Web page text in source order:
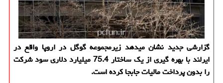
گزارشی جدید نشان میدهد زیرمجموعه گوگل در اروپا واقع در
ایرلند با بهره گیری از یک ساختار 75.4 میلیارد دلاری سود شرکت
را بدون پرداخت مالیات جابجا کرده است.